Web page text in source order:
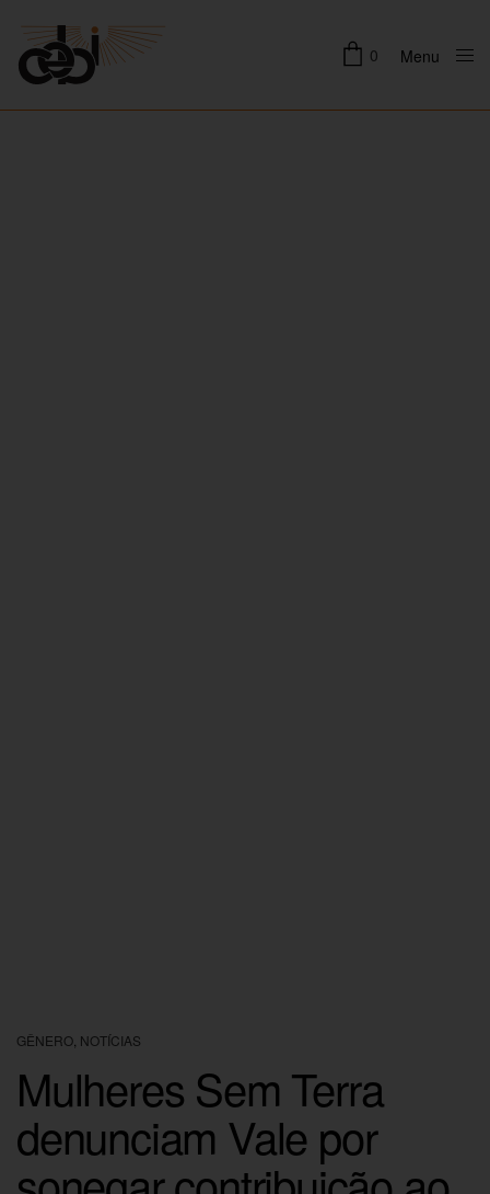
0 Menu
GÊNERO NOTÍCIAS
Mulheres Sem Terra
denunciam Vale por